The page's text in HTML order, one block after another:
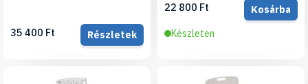
35 400 Ft Részletek
22 800 Ft
Kosárba
Készleten